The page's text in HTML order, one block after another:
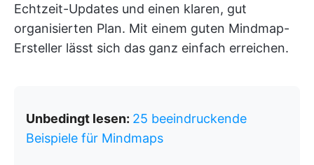
Echtzeit-Updates und einen klaren, gut
organisierten Plan. Mit einem guten Mindmap-
Ersteller lässt sich das ganz einfach erreichen.
Unbedingt lesen: 25 beeindruckende
Beispiele für Mindmaps